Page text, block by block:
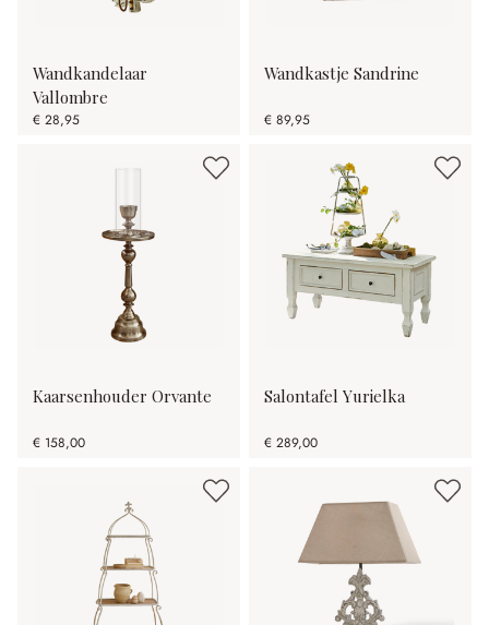
Wandkandelaar
Vallombre
€ 28,95
Wandkastje Sandrine
€ 89,95
Kaarsenhouder Orvante
€ 158,00
Salontafel Yurielka
€ 289,00